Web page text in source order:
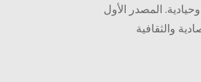
وحيادية. المصدر الأول
والثقافية